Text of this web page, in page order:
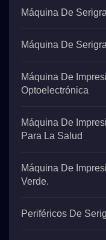
Máquina De
Máquina De
Máquina De
Optoelectrónica
Máquina De
Para La Salud
Máquina De
Verde.
Periféricos De